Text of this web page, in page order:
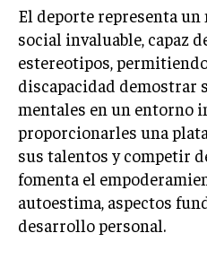
MARKETING
ESTRATEGIAS DE
AGENCIAS DE
AGENCIAS DE
VENTA DE
MARKETING DIGITAL
PUBLICIDAD
VENTAS Y PERSUASIÓN
El deporte representa
social invaluable, capaz
estereotipos,
discapacidad demostrar
mentales en un entorno
proporcionarles una
sus talentos y competir
fomenta el
autoestima, aspectos
desarrollo personal.